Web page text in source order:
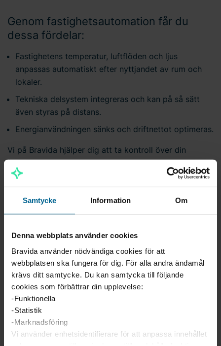
Samtycke Information Om
Denna webbplats använder cookies
Bravida använder nödvändiga cookies för att
webbplatsen ska fungera för dig. För alla andra ändamål
krävs ditt samtycke. Du kan samtycka till följande
cookies som förbättrar din upplevelse:
-Funktionella
-Statistik
-Marknadsföring
Vi använder enhetsidentifierare för att anpassa innehållet
Genom fastighetsautomation får du
dessa fördelar:
Fastighetens temperatur, luftflöden och ljus
anpassas automatiskt efter nyttjandet av rum och
lokaler.
Tekniska delsystem integreras och kan på så sätt
även styras på distans.
Energianvändningen sänks och driftnettot optimeras.
Vi på Bravida hjälper dig att ta kontroll över din
fastighet – oavsett om det gäller nybyggnation,
modernisering eller uppgradering av befintliga system.
Med vår kompetens inom automation skapar vi
lösningar som är både framtidssäkra och anpassade
efter dina behov.
Vill du veta mer?
Kontakta våra automationstekniker, så berättar vi mer
om hur vi kan automatisera din fastighet!